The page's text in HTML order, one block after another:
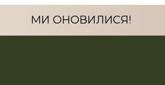
МИ ОНОВИЛИСЯ!